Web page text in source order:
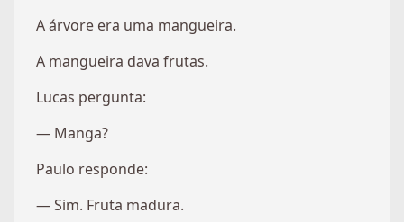
A árvore era uma mangueira.
A mangueira dava frutas.
Lucas pergunta:
— Manga?
Paulo responde:
— Sim. Fruta madura.